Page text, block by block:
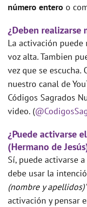
número entero o
¿Deben realizarse
La activación
voz alta. Tambien
vez que se escucha.
nuestro canal de
Códigos Sagrados
video. (
¿Puede activarse
(Hermano de
Sí, puede activarse
debe usar la
(nombre y
activación y pensar